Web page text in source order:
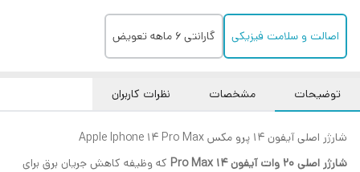
اصالت و سلامت فیزیکی گارانتی 6 ماهه تعویض
توضیحات مشخصات نظرات کاربران
شارژر اصلی آیفون 14 پرو مکس Apple Iphone 14 Pro Max
شارژر اصلی 20 وات آیفون 14 Pro Max
که وظیفه کاهش جریان برق برای